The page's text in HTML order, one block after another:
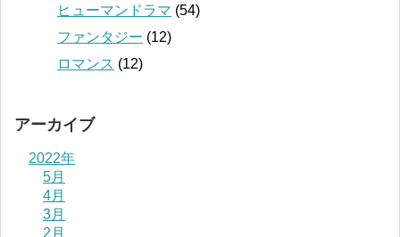
ヒューマンドラマ (54)
ファンタジー (12)
ロマンス (12)
アーカイブ
2022年
5月
4月
3月
2月